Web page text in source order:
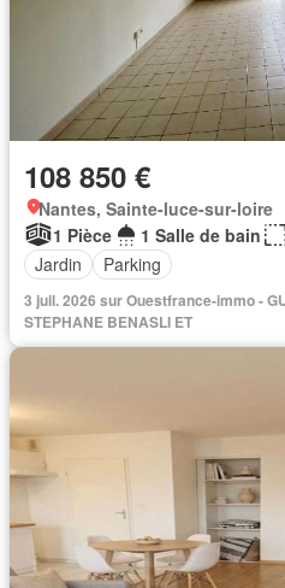
108 850 €
Nantes, Sainte-luce-sur-loire
1 Pièce
1 Salle de bain
Jardin
Parking
3 juil. 2026 sur Ouestfrance-immo -
STEPHANE BENASLI ET